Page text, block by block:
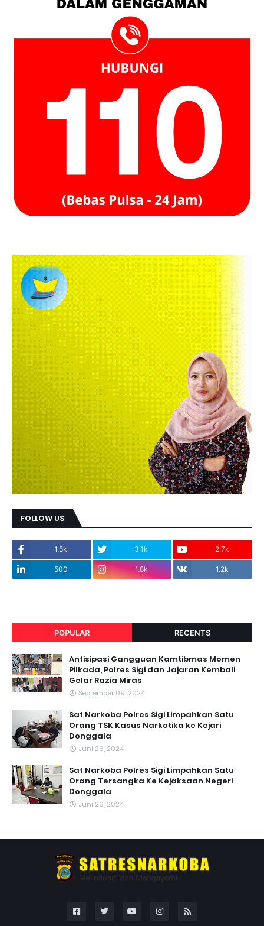
FOLLOW US
1.5k 3.1k 2.7k
500 1.8k 1.2k
POPULAR RECENTS
Antisipasi Gangguan Kamtibmas Momen
Pilkada, Polres Sigi dan Jajaran Kembali
Gelar Razia Miras
September 09, 2024
Sat Narkoba Polres Sigi Limpahkan Satu
Orang TSK Kasus Narkotika ke Kejari
Donggala
Juni 26, 2024
Sat Narkoba Polres Sigi Limpahkan Satu
Orang Tersangka Ke Kejaksaan Negeri
Donggala
Juni 26, 2024